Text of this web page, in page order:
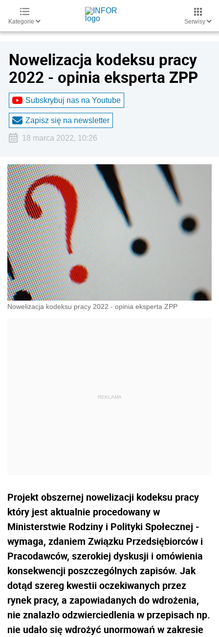
Kategorie Serwisy
Nowelizacja kodeksu pracy
2022 - opinia eksperta ZPP
Subskrybuj nas na Youtube
Zapisz się na newsletter
18 marca 2022, 10:26
Nowelizacja kodeksu pracy 2022 - opinia eksperta ZPP
Projekt obszernej nowelizacji kodeksu pracy
który jest aktualnie procedowany w
Ministerstwie Rodziny i Polityki Społecznej -
wymaga, zdaniem Związku Przedsiębiorców i
Pracodawców, szerokiej dyskusji i omówienia
konsekwencji poszczególnych zapisów. Jak
dotąd szereg kwestii oczekiwanych przez
rynek pracy, a zapowiadanych do wdrożenia,
nie znalazło odzwierciedlenia w przepisach np.
nie udało się wdrożyć unormowań w zakresie